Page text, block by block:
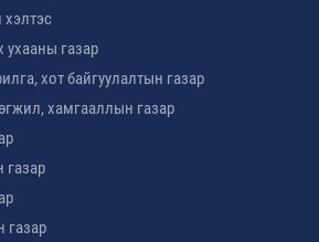
газар
хот байгуулалтын газар
хамгааллын газар
газар
газар